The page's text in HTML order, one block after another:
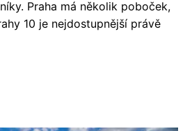
Praha má několik poboček,
10 je nejdostupnější právě